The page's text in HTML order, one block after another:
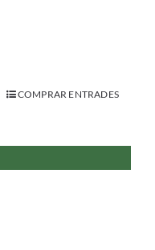
COMPRAR ENTRADES